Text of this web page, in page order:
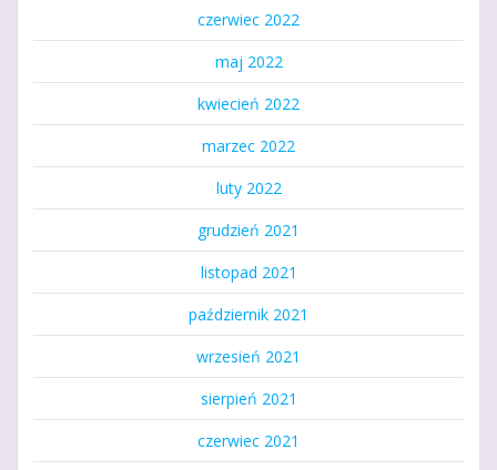
czerwiec 2022
maj 2022
kwiecień 2022
marzec 2022
luty 2022
grudzień 2021
listopad 2021
październik 2021
wrzesień 2021
sierpień 2021
czerwiec 2021